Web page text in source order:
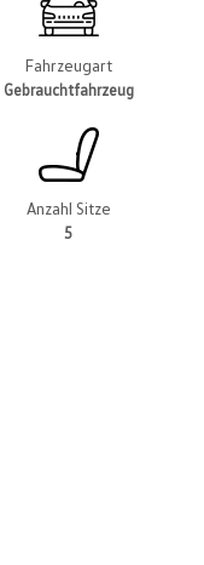
Fahrzeugart
Gebrauchtfahrzeug
Anzahl Sitze
5